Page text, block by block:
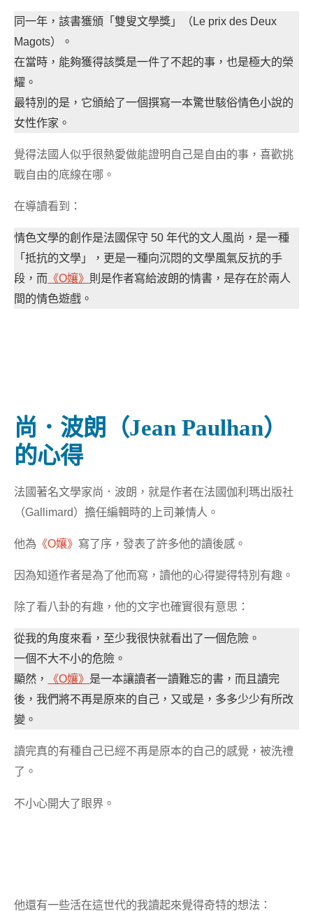
同一年，該書獲頒「雙叟文學獎」（Le prix des Deux
Magots）。
在當時，能夠獲得該獎是一件了不起的事，也是極大的榮
耀。
最特別的是，它頒給了一個撰寫一本驚世駭俗情色小說的
女性作家。
覺得法國人似乎很熱愛做能證明自己是自由的事，喜歡挑
戰自由的底線在哪。
在導讀看到：
情色文學的創作是法國保守 50 年代的文人風尚，是一種
「抵抗的文學」，更是一種向沉悶的文學風氣反抗的手
段，而 《O孃》 則是作者寫給波朗的情書，是存在於兩人
間的情色遊戲。
尚．波朗（Jean Paulhan）
的心得
法國著名文學家尚．波朗，就是作者在法國伽利瑪出版社
（Gallimard）擔任編輯時的上司兼情人。
他為 《O孃》 寫了序，發表了許多他的讀後感。
因為知道作者是為了他而寫，讀他的心得變得特別有趣。
除了看八卦的有趣，他的文字也確實很有意思：
從我的角度來看，至少我很快就看出了一個危險。
一個不大不小的危險。
顯然，
《O孃》 是一本讓讀者一讀難忘的書，而且讀完
後，我們將不再是原來的自己，又或是，多多少少有所改
變。
讀完真的有種自己已經不再是原本的自己的感覺，被洗禮
了。
不小心開大了眼界。
他還有一些活在這世代的我讀起來覺得奇特的想法：